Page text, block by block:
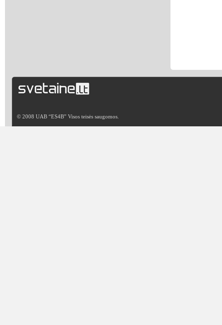
© 2008 UAB “ES4B” Visos teisės saugomos.